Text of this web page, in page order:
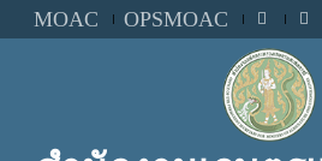
MOAC OPSMOAC